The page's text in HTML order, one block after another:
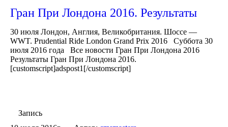
Гран При Лондона 2016. Результаты
30 июля Лондон, Англия, Великобритания. Шоссе —
WWT. Prudential Ride London Grand Prix 2016 Суббота 30
июля 2016 года Все новости Гран При Лондона 2016
Результаты Гран При Лондона 2016.
[customscript]adspost1[/customscript]
Запись